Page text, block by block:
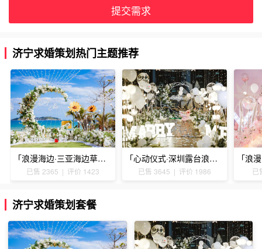
提交需求
济宁求婚策划热门主题推荐
「浪漫海边·三亚海边草坪浪漫求婚」
已售 2365 | 评价 1423
「心动仪式·深圳露台浪漫求婚」
已售 3645 | 评价 1986 已
济宁求婚策划套餐